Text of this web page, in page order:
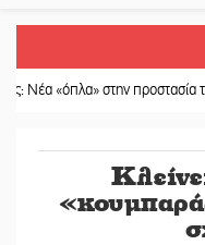
στην προστασία της ελιάς ||